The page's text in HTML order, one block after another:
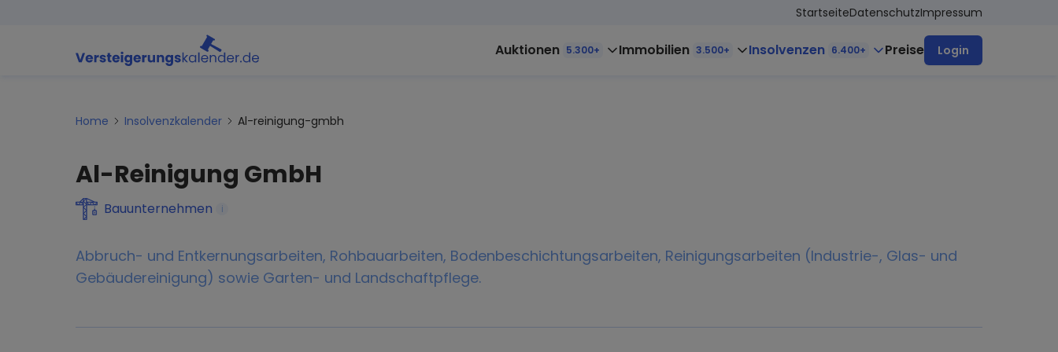
StartseiteDatenschutzImpressum
Auktionen 5.300+ Immobilien 3.500+ Insolvenzen 6.400+ Preise Login
Home Insolvenzkalender Al-reinigung-gmbh
Al-Reinigung GmbH
Bauunternehmen i
Abbruch- und Entkernungsarbeiten, Rohbauarbeiten, Bodenbeschichtungsarbeiten, Reinigungsarbeiten (Industrie-, Glas- und
Gebäudereinigung) sowie Garten- und Landschaftpflege.